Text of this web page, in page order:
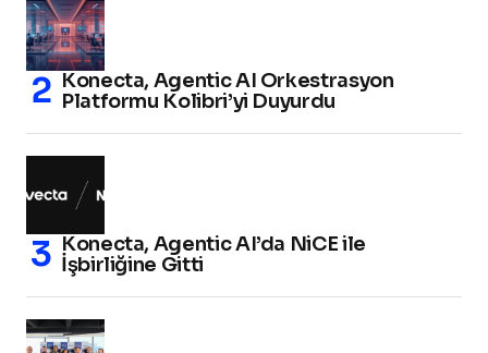
Konecta, Agentic AI Orkestrasyon
Platformu Kolibri’yi Duyurdu
Konecta, Agentic AI’da NiCE ile
İşbirliğine Gitti